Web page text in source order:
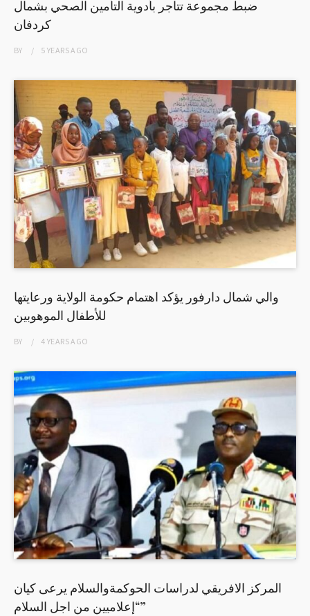
ضبط مجموعة تتاجر بأدوية التأمين الصحي بشمال
كردفان
BY 5 YEARSAGO
والي شمال دارفور يؤكد اهتمام حكومة الولاية ورعايتها
للأطفال الموهوبين
BY 4 YEARSAGO
المركز الافريقي لدراسات الحوكمةوالسلام يرعى كيان
“إعلاميين من اجل السلام”